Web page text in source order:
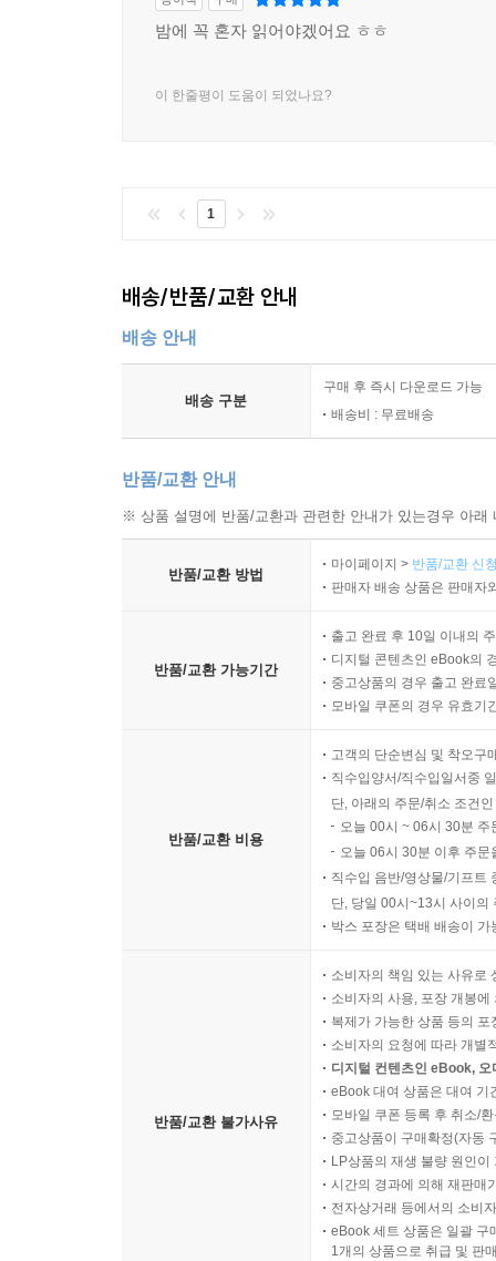
밤에 꼭 혼자 읽어야겠어요 ㅎㅎ
이 한줄평이 도움이 되었나요?
1
배송/반품/교환 안내
배송 안내
배송 구분
구매 후 즉시 다운로드 가능
배송비 : 무료배송
반품/교환 안내
※ 상품 설명에 반품/교환과 관련한 안내가 있는경우 아
반품/교환 방법
마이페이지 > 반품/교환 신
판매자 배송 상품은 판매자
반품/교환 가능기간
출고 완료 후 10일 이내의
디지털 콘텐츠인 eBook의
중고상품의 경우 출고 완료
모바일 쿠폰의 경우 유효기
반품/교환 비용
고객의 단순변심 및 착오구
직수입양서/직수입일서중
단, 아래의 주문/취소 조건
오늘 00시 ~ 06시 30분
오늘 06시 30분 이후 주
직수입 음반/영상물/기프트
단, 당일 00시~13시 사이의
박스 포장은 택배 배송이
반품/교환 불가사유
소비자의 책임 있는 사유로
소비자의 사용, 포장 개봉
복제가 가능한 상품 등의
소비자의 요청에 따라 개별
디지털 컨텐츠인 eBook,
eBook 대여 상품은 대여 기
모바일 쿠폰 등록 후 취소/
중고상품이 구매확정(자동
LP상품의 재생 불량 원인
시간의 경과에 의해 재판매
전자상거래 등에서의 소비
eBook 세트 상품은 일괄 구
1개의 상품으로 취급 및 판